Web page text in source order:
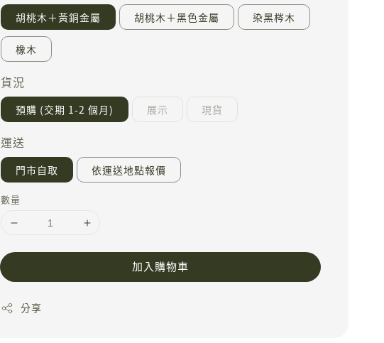
胡桃木＋黃銅金屬 胡桃木＋黑色金屬 染黑梣木
橡木
貨況
預購 (交期 1-2 個月) 展示 現貨
運送
門市自取 依運送地點報價
數量
加入購物車
分享